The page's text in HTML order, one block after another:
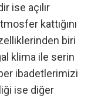
ise açılır
kattığını
biri
klima ile serin
ibadetlerimizi
ise diğer